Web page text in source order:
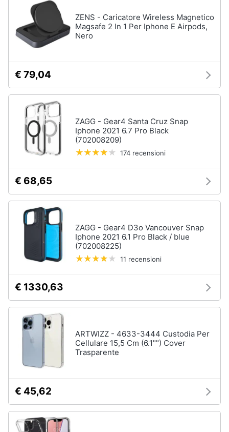
ZENS - Caricatore Wireless Magnetico
Magsafe 2 In 1 Per Iphone E Airpods,
Nero
€ 79,04
ZAGG - Gear4 Santa Cruz Snap
Iphone 2021 6.7 Pro Black
(702008209)
174 recensioni
€ 68,65
ZAGG - Gear4 D3o Vancouver Snap
Iphone 2021 6.1 Pro Black / blue
(702008225)
11 recensioni
€ 1330,63
ARTWIZZ - 4633-3444 Custodia Per
Cellulare 15,5 Cm (6.1"") Cover
Trasparente
€ 45,62